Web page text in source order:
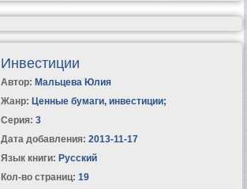
Инвестиции
Автор: Мальцева Юлия
Жанр: Ценные бумаги, инвестиции;
Серия: 3
Дата добавления: 2013-11-17
Язык книги: Русский
Кол-во страниц: 19